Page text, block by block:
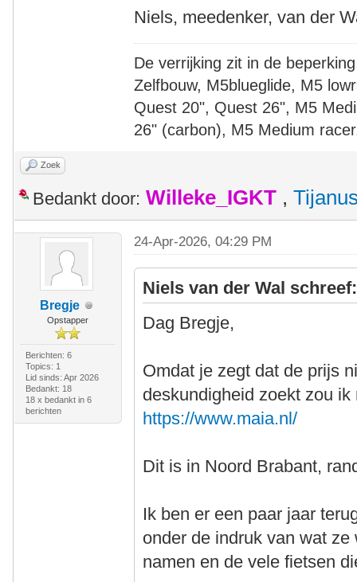
Niels, meedenker, van der
De verrijking zit in de beperking
Zelfbouw, M5blueglide, M5
Quest 20", Quest 26", M5
26" (carbon), M5 Medium
Zoek
Bedankt door: Willeke_IGKT ,
Bregje
Opstapper
Berichten: 6
Topics: 1
Lid sinds: Apr 2026
Bedankt: 18
18 x bedankt in 6
berichten
24-Apr-2026, 04:29 PM
Niels van der Wal schreef:
Dag Bregje,
Omdat je zegt dat de prijs
deskundigheid zoekt zou
https://www.maia.nl/
Dit is in Noord Brabant,
Ik ben er een paar jaar
onder de indruk van wat
namen en de vele fietsen